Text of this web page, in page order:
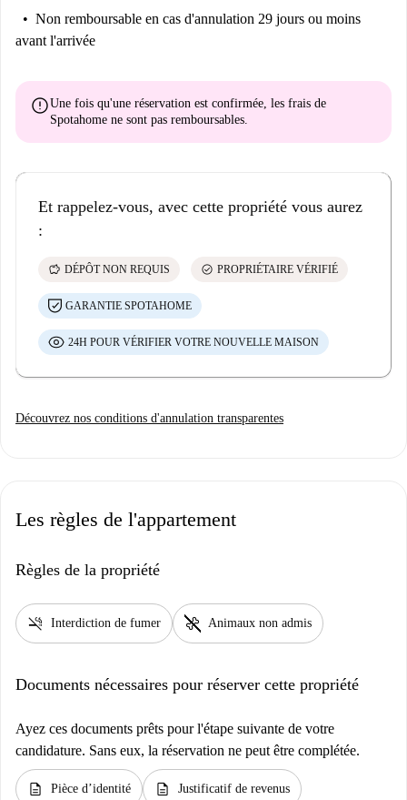
Non remboursable en cas d'annulation 29 jours ou moins
avant l'arrivée
errorUne fois qu'une réservation est confirmée, les frais de
Spotahome ne sont pas remboursables.
Et rappelez-vous, avec cette propriété vous aurez
:
savings DÉPÔT NON REQUIS check_circle PROPRIÉTAIRE VÉRIFIÉ
GARANTIE SPOTAHOME
24H POUR VÉRIFIER VOTRE NOUVELLE MAISON
Découvrez nos conditions d'annulation transparentes
Les règles de l'appartement
Règles de la propriété
smoke_free Interdiction de fumer pet_supplies Animaux non admis
Documents nécessaires pour réserver cette propriété
Ayez ces documents prêts pour l'étape suivante de votre
candidature. Sans eux, la réservation ne peut être complétée.
description Pièce d’identité description Justificatif de revenus